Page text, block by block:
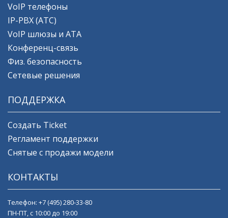
VoIP телефоны
IP-PBX (АТС)
VoIP шлюзы и ATA
Конференц-связь
Физ. безопасность
Сетевые решения
ПОДДЕРЖКА
Создать Ticket
Регламент поддержки
Снятые с продажи модели
КОНТАКТЫ
Телефон: +7 (495) 280-33-80
ПН-ПТ, с 10:00 до 19:00